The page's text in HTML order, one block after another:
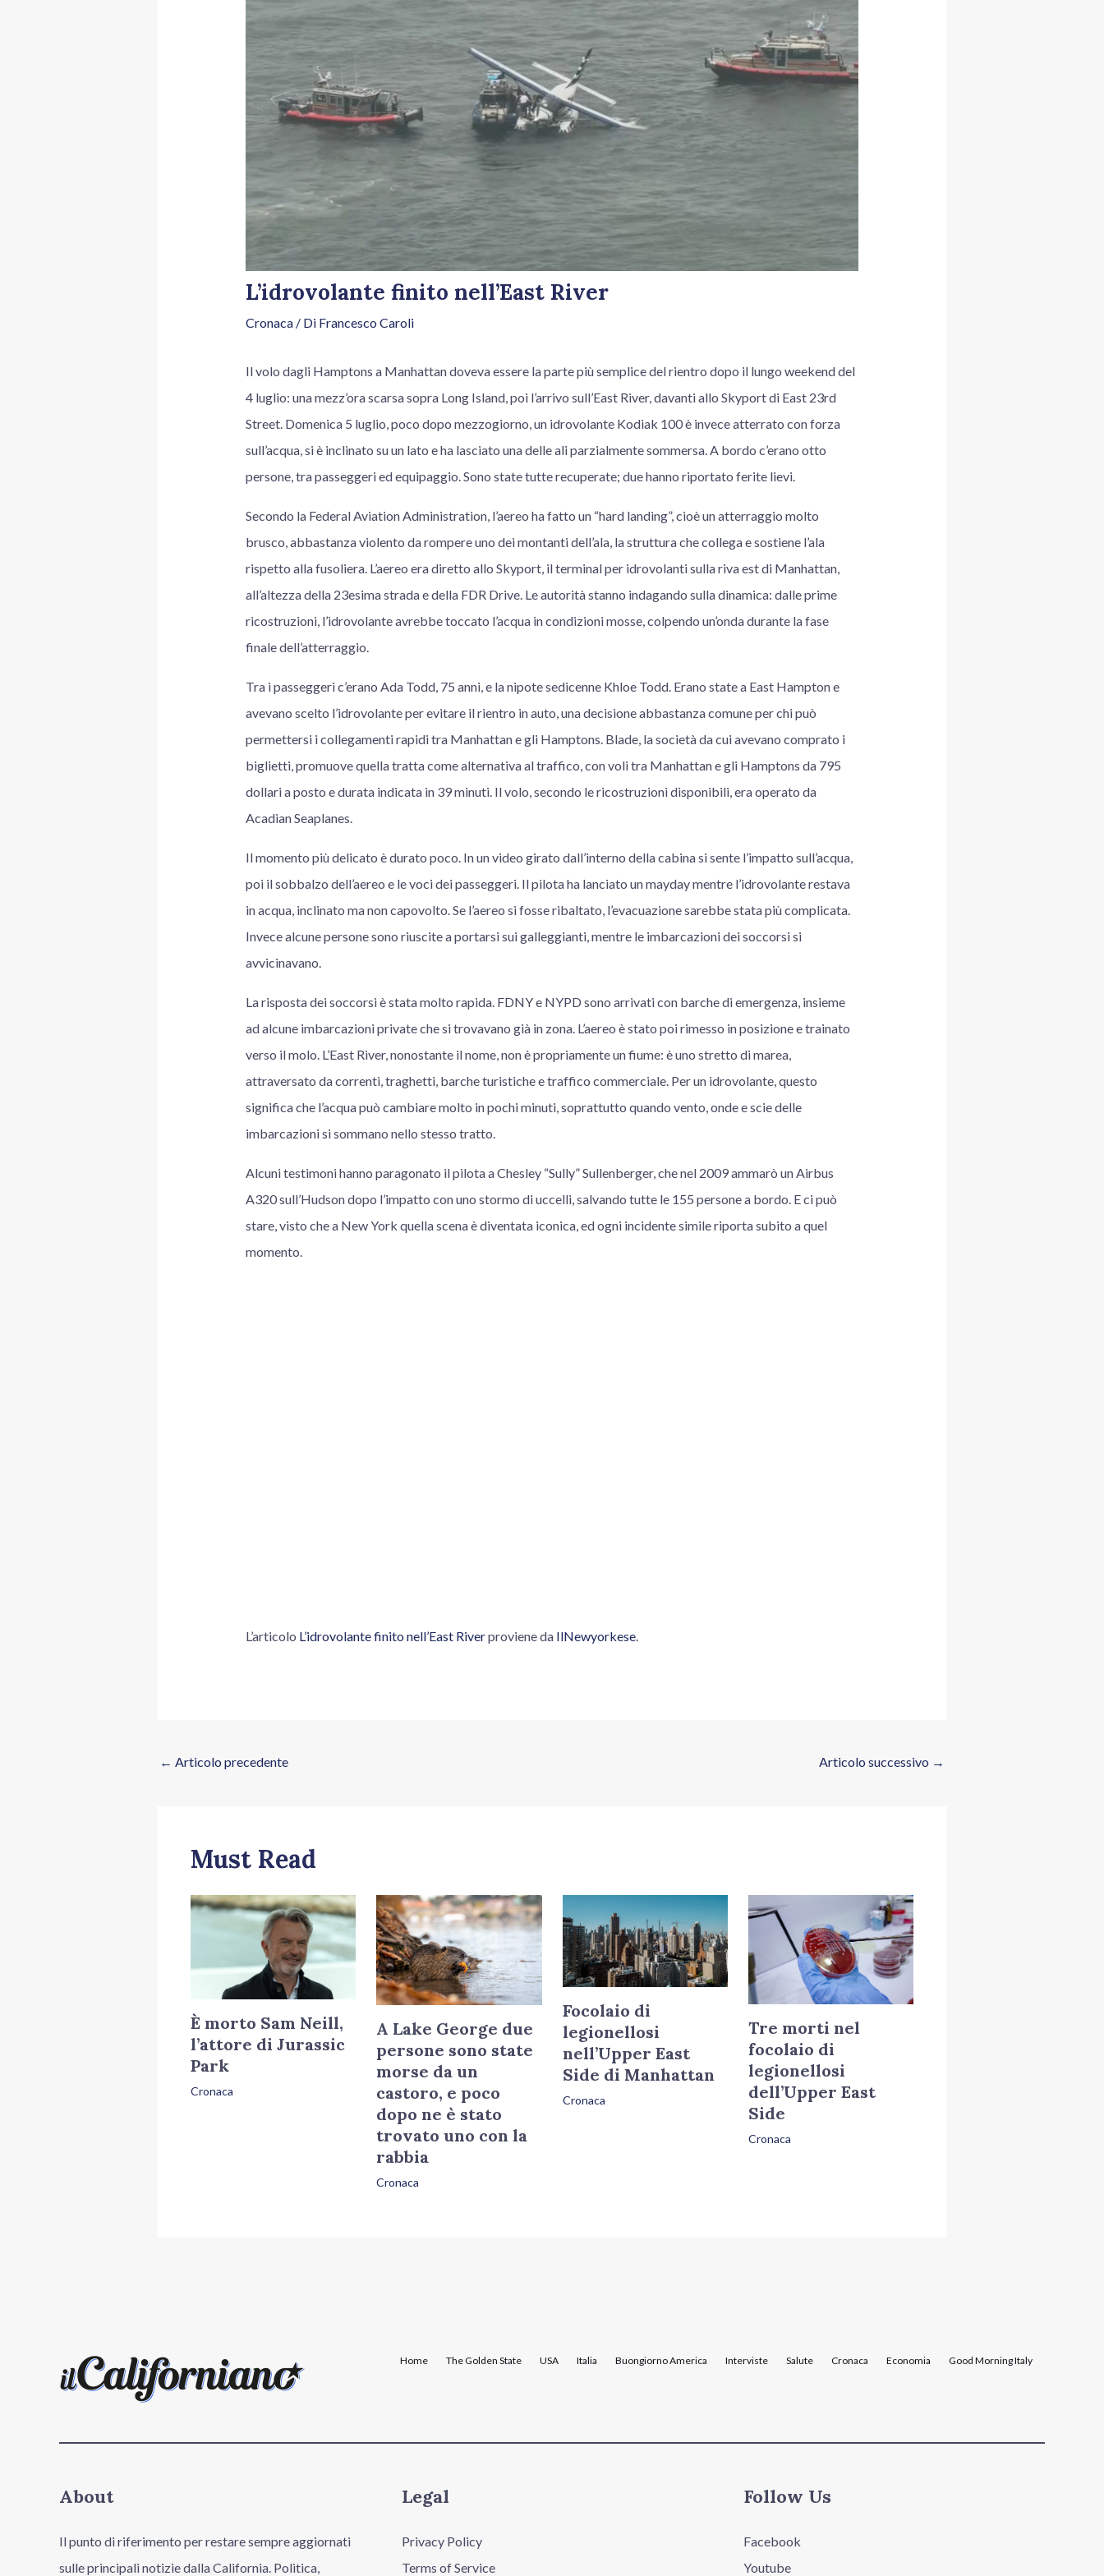
L’idrovolante finito nell’East River
Cronaca/ Di Francesco Caroli
Il volo dagli Hamptons a Manhattan doveva essere la parte più semplice del rientro dopo il lungo weekend del
4 luglio: una mezz’ora scarsa sopra Long Island, poi l’arrivo sull’East River, davanti allo Skyport di East 23rd
Street. Domenica 5 luglio, poco dopo mezzogiorno, un idrovolante Kodiak 100 è invece atterrato con forza
sull’acqua, si è inclinato su un lato e ha lasciato una delle ali parzialmente sommersa. A bordo c’erano otto
persone, tra passeggeri ed equipaggio. Sono state tutte recuperate; due hanno riportato ferite lievi.
Secondo la Federal Aviation Administration, l’aereo ha fatto un “hard landing”, cioè un atterraggio molto
brusco, abbastanza violento da rompere uno dei montanti dell’ala, la struttura che collega e sostiene l’ala
rispetto alla fusoliera. L’aereo era diretto allo Skyport, il terminal per idrovolanti sulla riva est di Manhattan,
all’altezza della 23esima strada e della FDR Drive. Le autorità stanno indagando sulla dinamica: dalle prime
ricostruzioni, l’idrovolante avrebbe toccato l’acqua in condizioni mosse, colpendo un’onda durante la fase
finale dell’atterraggio.
Tra i passeggeri c’erano Ada Todd, 75 anni, e la nipote sedicenne Khloe Todd. Erano state a East Hampton e
avevano scelto l’idrovolante per evitare il rientro in auto, una decisione abbastanza comune per chi può
permettersi i collegamenti rapidi tra Manhattan e gli Hamptons. Blade, la società da cui avevano comprato i
biglietti, promuove quella tratta come alternativa al traffico, con voli tra Manhattan e gli Hamptons da 795
dollari a posto e durata indicata in 39 minuti. Il volo, secondo le ricostruzioni disponibili, era operato da
Acadian Seaplanes.
Il momento più delicato è durato poco. In un video girato dall’interno della cabina si sente l’impatto sull’acqua,
poi il sobbalzo dell’aereo e le voci dei passeggeri. Il pilota ha lanciato un mayday mentre l’idrovolante restava
in acqua, inclinato ma non capovolto. Se l’aereo si fosse ribaltato, l’evacuazione sarebbe stata più complicata.
Invece alcune persone sono riuscite a portarsi sui galleggianti, mentre le imbarcazioni dei soccorsi si
avvicinavano.
La risposta dei soccorsi è stata molto rapida. FDNY e NYPD sono arrivati con barche di emergenza, insieme
ad alcune imbarcazioni private che si trovavano già in zona. L’aereo è stato poi rimesso in posizione e trainato
verso il molo. L’East River, nonostante il nome, non è propriamente un fiume: è uno stretto di marea,
attraversato da correnti, traghetti, barche turistiche e traffico commerciale. Per un idrovolante, questo
significa che l’acqua può cambiare molto in pochi minuti, soprattutto quando vento, onde e scie delle
imbarcazioni si sommano nello stesso tratto.
Alcuni testimoni hanno paragonato il pilota a Chesley “Sully” Sullenberger, che nel 2009 ammarò un Airbus
A320 sull’Hudson dopo l’impatto con uno stormo di uccelli, salvando tutte le 155 persone a bordo. E ci può
stare, visto che a New York quella scena è diventata iconica, ed ogni incidente simile riporta subito a quel
momento.
L’articolo L’idrovolante finito nell’East Riverproviene da IlNewyorkese.
← Articolo precedente Articolo successivo →
Must Read
È morto Sam Neill,
l’attore di Jurassic
Park
Cronaca
A Lake George due
persone sono state
morse da un
castoro, e poco
dopo ne è stato
trovato uno con la
rabbia
Cronaca
Focolaio di
legionellosi
nell’Upper East
Side di Manhattan
Cronaca
Tre morti nel
focolaio di
legionellosi
dell’Upper East
Side
Cronaca
Home The Golden State USA Italia Buongiorno America Interviste Salute Cronaca Economia Good Morning Italy
About
Il punto di riferimento per restare sempre aggiornati
sulle principali notizie dalla California. Politica,
Legal
Privacy Policy
Terms of Service
Follow Us
Facebook
Youtube